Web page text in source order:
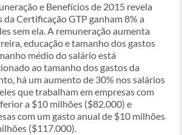
e Benefícios de 2015 revela
Certificação GTP ganham 8% a
sem ela. A remuneração aumenta
educação e tamanho dos gastos
médio do salário está
ao tamanho dos gastos da
há um aumento de 30% nos salários
que trabalham em empresas com
a $10 milhões ($82.000) e
com um gasto anual de $10 milhões
($117.000).